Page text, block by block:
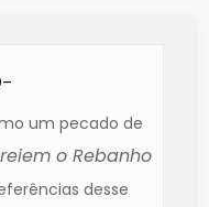
um pecado de
o Rebanho
desse